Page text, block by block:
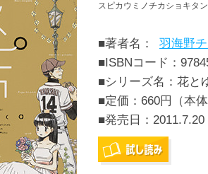
スピカウミノチカショキタ
■著者名：
羽海野
■ISBNコード：
■シリーズ名：花と
■定価：660円（本
■発売日： 2011.7.20